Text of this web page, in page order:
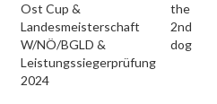
Ost Cup &
Landesmeisterschaft
W/NÖ/BGLD &
Leistungssiegerprüfung
2024
the
2nd
dog